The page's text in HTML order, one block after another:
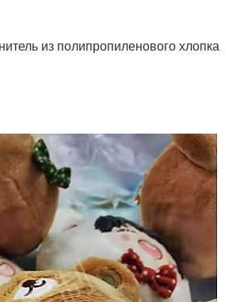
из полипропиленового хлопка